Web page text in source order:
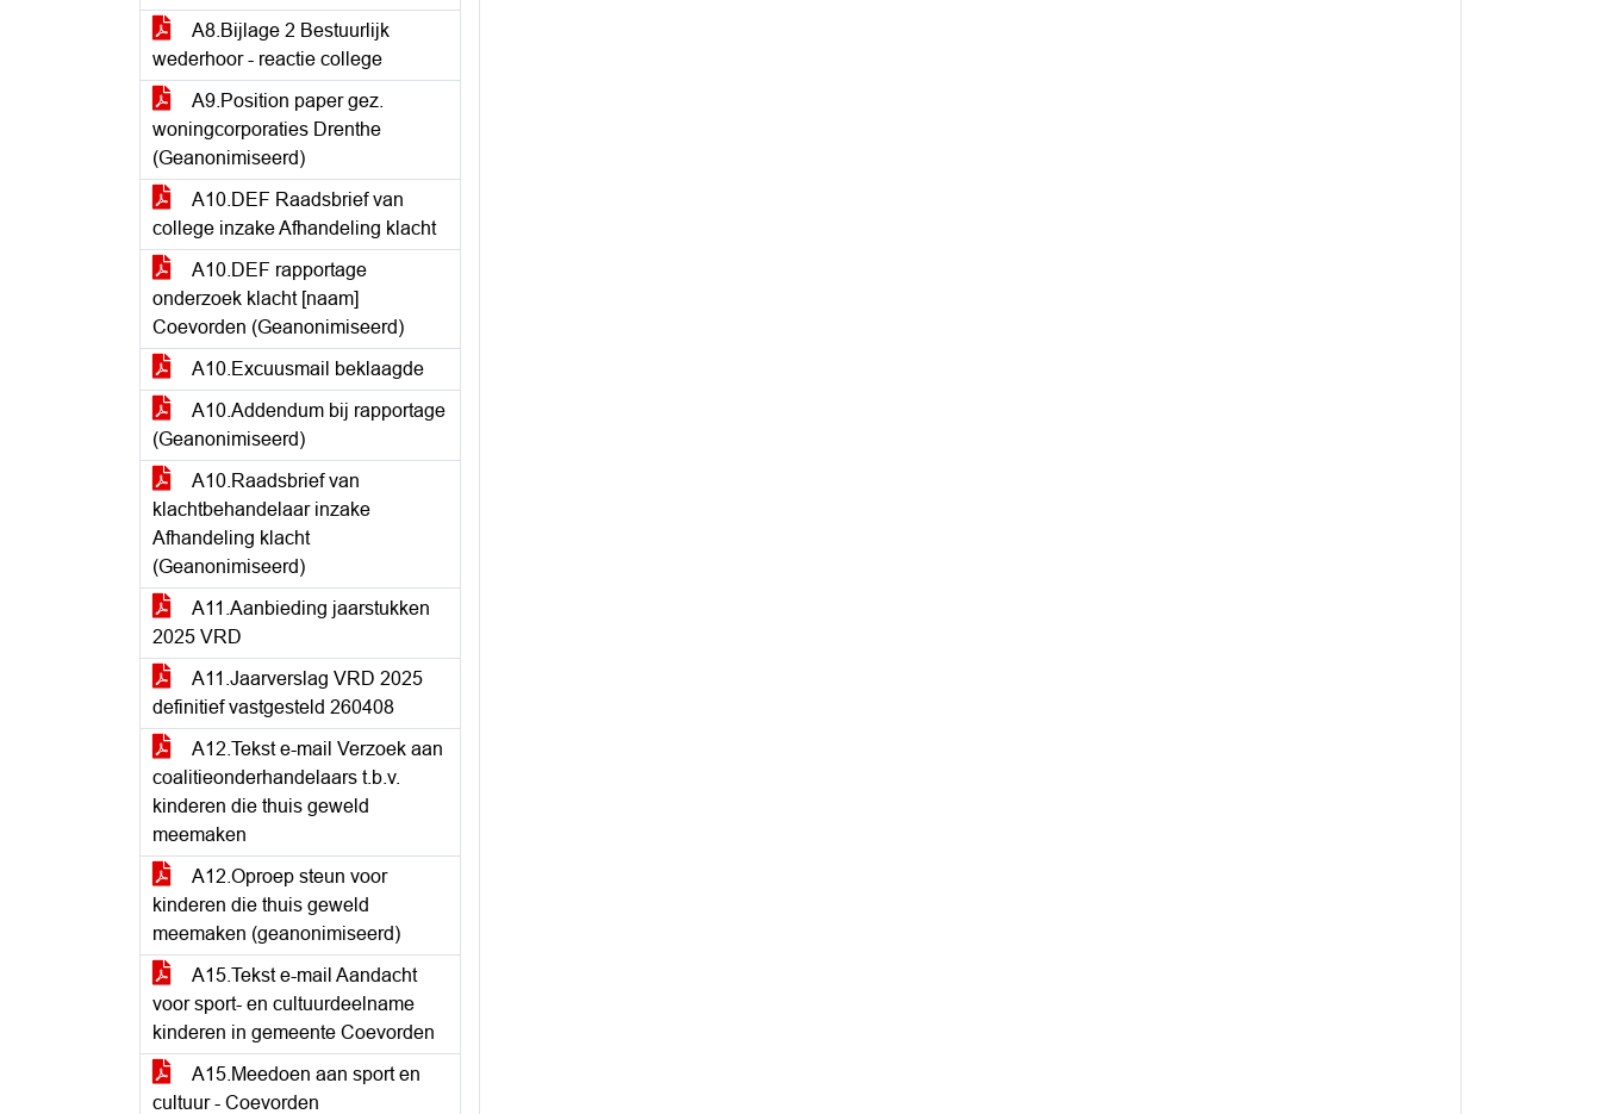
A8.Bijlage 2 Bestuurlijk
wederhoor - reactie college
A9.Position paper gez.
woningcorporaties Drenthe
(Geanonimiseerd)
A10.DEF Raadsbrief van
college inzake Afhandeling klacht
A10.DEF rapportage
onderzoek klacht [naam]
Coevorden (Geanonimiseerd)
A10.Excuusmail beklaagde
A10.Addendum bij rapportage
(Geanonimiseerd)
A10.Raadsbrief van
klachtbehandelaar inzake
Afhandeling klacht
(Geanonimiseerd)
A11.Aanbieding jaarstukken
2025 VRD
A11.Jaarverslag VRD 2025
definitief vastgesteld 260408
A12.Tekst e-mail Verzoek aan
coalitieonderhandelaars t.b.v.
kinderen die thuis geweld
meemaken
A12.Oproep steun voor
kinderen die thuis geweld
meemaken (geanonimiseerd)
A15.Tekst e-mail Aandacht
voor sport- en cultuurdeelname
kinderen in gemeente Coevorden
A15.Meedoen aan sport en
cultuur - Coevorden